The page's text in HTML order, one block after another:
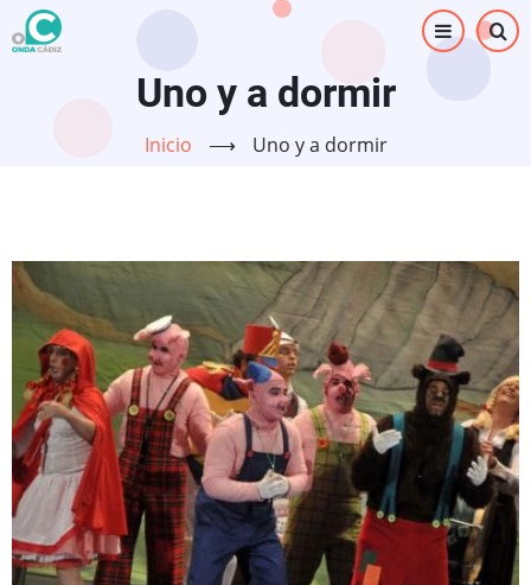
Pasar
al
Uno y a dormir
Inicio ⟶ Uno y a dormir